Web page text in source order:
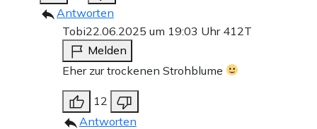
Antworten
Tobi22.06.2025 um 19:03 Uhr 412T
Melden
Eher zur trockenen Strohblume
12
Antworten